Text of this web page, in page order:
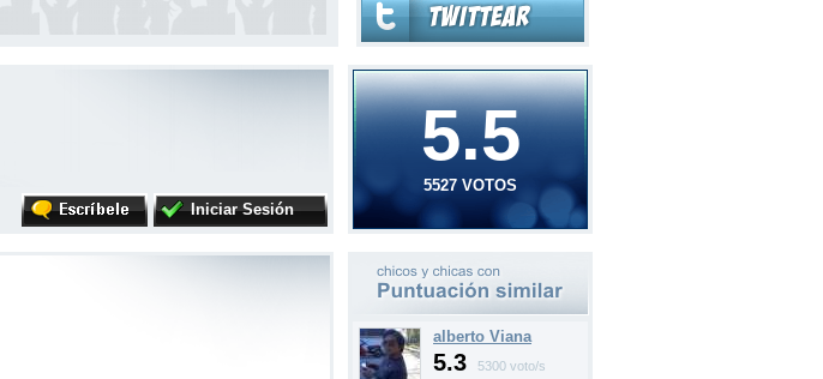
5.5
5527 VOTOS
Iniciar Sesión
alberto Viana
5.3 5300 voto/s